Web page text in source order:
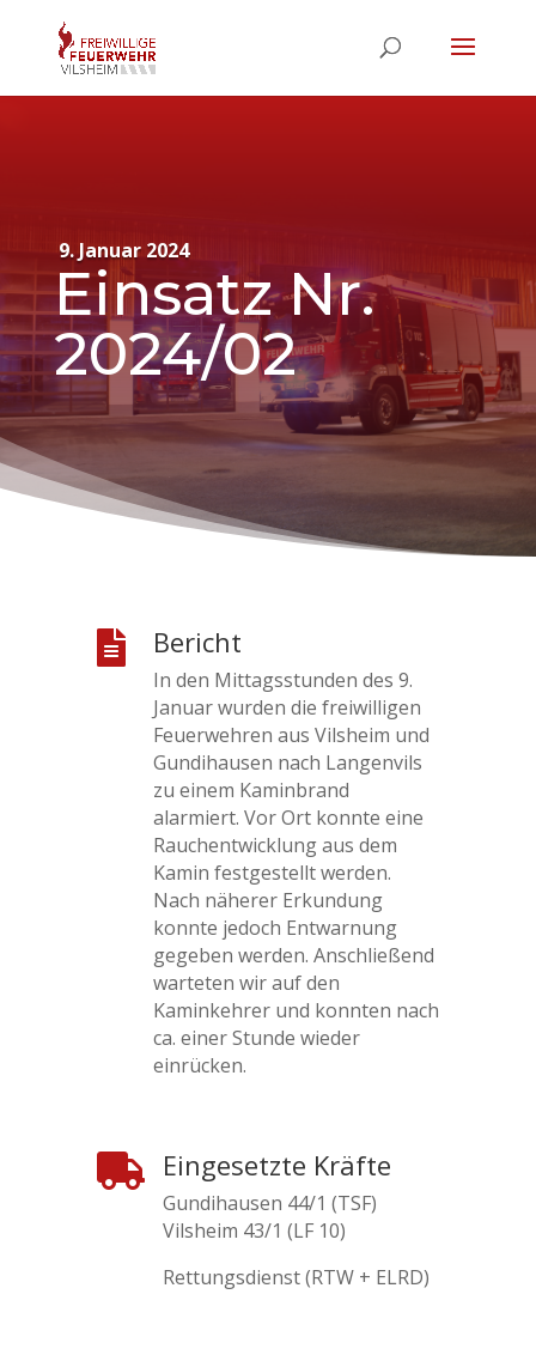
9. Januar 2024
Einsatz Nr.
2024/02
 Bericht
In den Mittagsstunden des 9.
Januar wurden die freiwilligen
Feuerwehren aus Vilsheim und
Gundihausen nach Langenvils
zu einem Kaminbrand
alarmiert. Vor Ort konnte eine
Rauchentwicklung aus dem
Kamin festgestellt werden.
Nach näherer Erkundung
konnte jedoch Entwarnung
gegeben werden. Anschließend
warteten wir auf den
Kaminkehrer und konnten nach
ca. einer Stunde wieder
einrücken.
 Eingesetzte Kräfte
Gundihausen 44/1 (TSF)
Vilsheim 43/1 (LF 10)
Rettungsdienst (RTW + ELRD)